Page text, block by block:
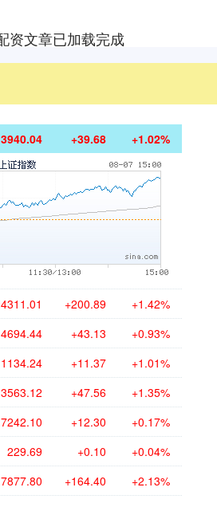
资文章已加载完成
3940.04 +39.68 +1.02%
+200.89 +1.42%
4694.44 +43.13 +0.93%
1134.24 +11.37 +1.01%
3563.12 +47.56 +1.35%
7242.10 +12.30 +0.17%
229.69 +0.10 +0.04%
7877.80 +164.40 +2.13%